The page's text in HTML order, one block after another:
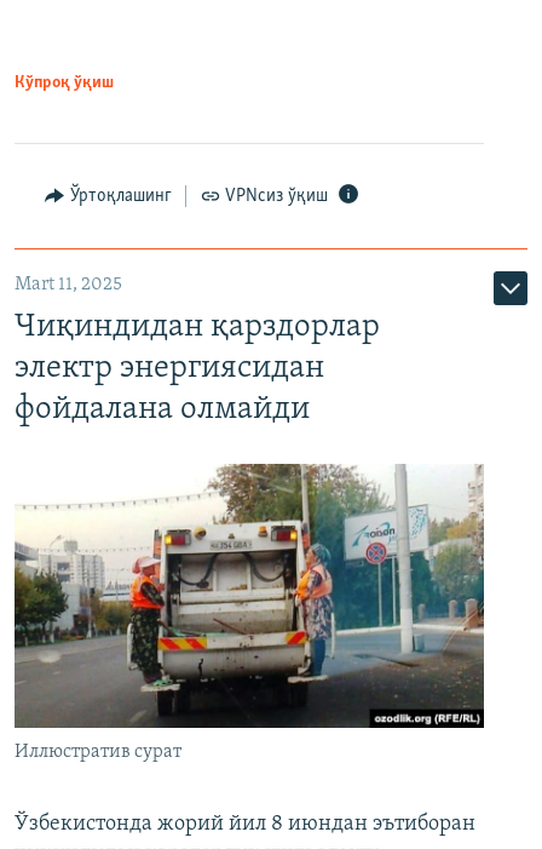
Кўпроқ ўқиш
Ўртоқлашинг VPNсиз ўқиш
Mart 11, 2025
Чиқиндидан қарздорлар
электр энергиясидан
фойдалана олмайди
Иллюстратив сурат
Ўзбекистонда жорий йил 8 июндан эътиборан